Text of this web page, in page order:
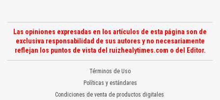
Las opiniones expresadas en los artículos de esta página son de
exclusiva responsabilidad de sus autores y no necesariamente
reflejan los puntos de vista del ruizhealytimes.com o del Editor.
Términos de Uso
Políticas y estándares
Condiciones de venta de productos digitales